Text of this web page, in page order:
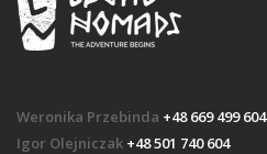
Weronika Przebinda +48 669 499 604
Igor Olejniczak +48 501 740 604